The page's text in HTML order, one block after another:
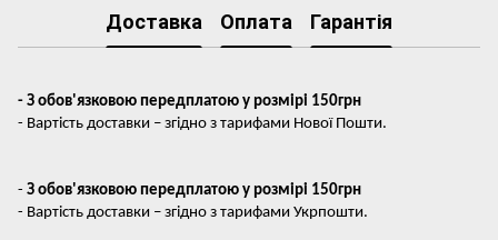
Доставка Оплата Гарантія
- З обов'язковою передплатою у розмірі 150грн
- Вартість доставки – згідно з тарифами Нової Пошти.
- З обов'язковою передплатою у розмірі 150грн
- Вартість доставки – згідно з тарифами Укрпошти.